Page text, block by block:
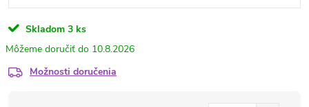
Skladom 3 ks
10.8.2026
Možnosti doručenia